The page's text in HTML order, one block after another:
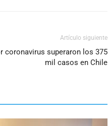
Artículo siguiente
coronavirus superaron los 375
mil casos en Chile